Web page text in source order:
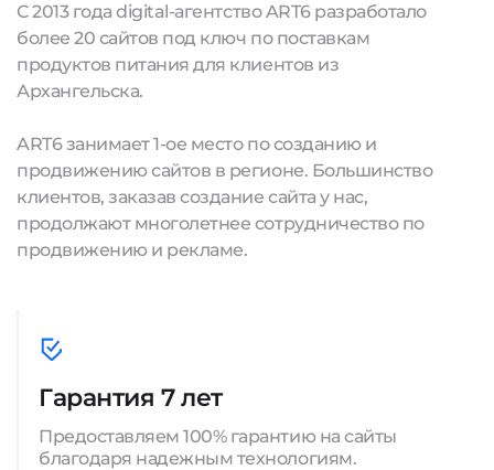
С 2013 года digital-агентство ART6 разработало
более 20 сайтов под ключ по поставкам
продуктов питания для клиентов из
Архангельска.
ART6 занимает 1-ое место по созданию и
продвижению сайтов в регионе. Большинство
клиентов, заказав создание сайта у нас,
продолжают многолетнее сотрудничество по
продвижению и рекламе.
Гарантия 7 лет
Предоставляем 100% гарантию на сайты
благодаря надежным технологиям.